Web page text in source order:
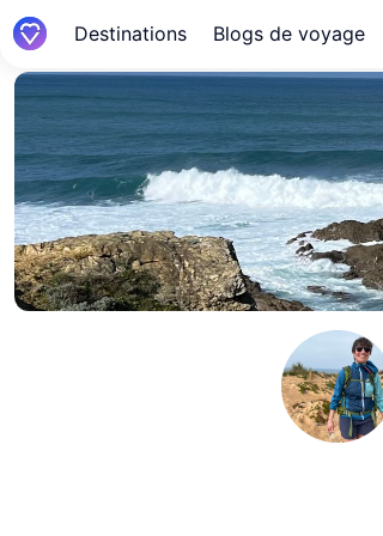
Destinations Blogs de voyage